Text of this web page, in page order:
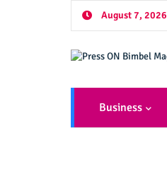
August 7, 2026
Business